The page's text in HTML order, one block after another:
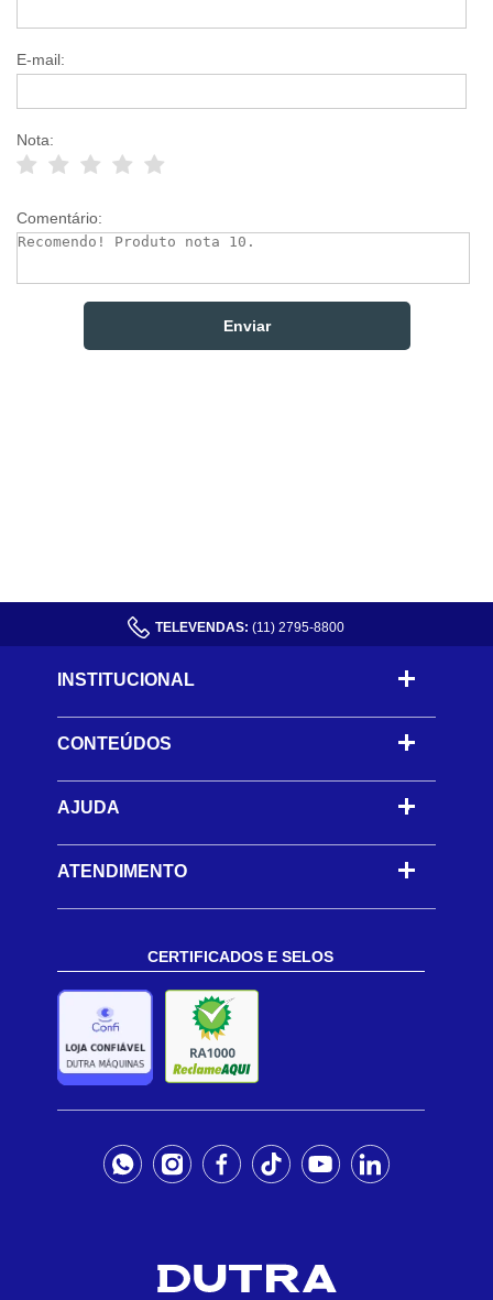
E-mail:
Nota:
Comentário:
TELEVENDAS: (11) 2795-8800
INSTITUCIONAL
CONTEÚDOS -
AJUDA -
ATENDIMENTO
CERTIFICADOS E SELOS